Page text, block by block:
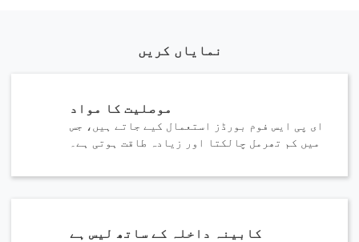
نمایاں کریں
موصلیت کا مواد
ای پی ایس فوم بورڈز استعمال کیے جاتے ہیں، جس
میں کم تھرمل چالکتا اور زیادہ طاقت ہوتی ہے۔
کابینہ داخلہ کے ساتھ لیس ہے